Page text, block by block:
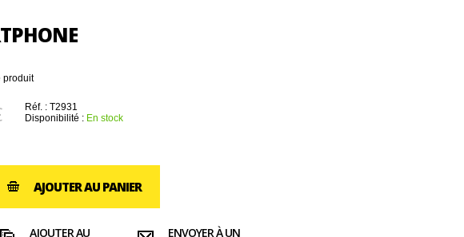
produit
Réf. : T2931
Disponibilité : En stock
AJOUTER AU PANIER
AJOUTER AU
ENVOYER À UN